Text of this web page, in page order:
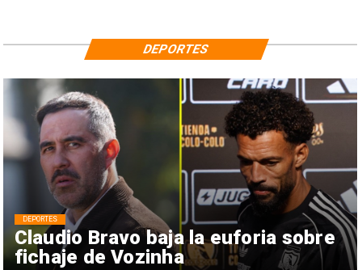
Claudio Bravo baja la euforia sobre
fichaje de Vozinha
DEPORTES
DEPORTES